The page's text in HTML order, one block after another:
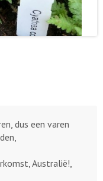
dus een varen
Australië!,